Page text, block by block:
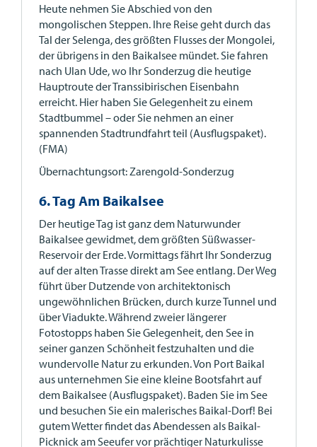
Heute nehmen Sie Abschied von den
mongolischen Steppen. Ihre Reise geht durch das
Tal der Selenga, des größten Flusses der Mongolei,
der übrigens in den Baikalsee mündet. Sie fahren
nach Ulan Ude, wo Ihr Sonderzug die heutige
Hauptroute der Transsibirischen Eisenbahn
erreicht. Hier haben Sie Gelegenheit zu einem
Stadtbummel – oder Sie nehmen an einer
spannenden Stadtrundfahrt teil (Ausflugspaket).
(FMA)
Übernachtungsort: Zarengold-Sonderzug
6. Tag Am Baikalsee
Der heutige Tag ist ganz dem Naturwunder
Baikalsee gewidmet, dem größten Süßwasser-
Reservoir der Erde. Vormittags fährt Ihr Sonderzug
auf der alten Trasse direkt am See entlang. Der Weg
führt über Dutzende von architektonisch
ungewöhnlichen Brücken, durch kurze Tunnel und
über Viadukte. Während zweier längerer
Fotostopps haben Sie Gelegenheit, den See in
seiner ganzen Schönheit festzuhalten und die
wundervolle Natur zu erkunden. Von Port Baikal
aus unternehmen Sie eine kleine Bootsfahrt auf
dem Baikalsee (Ausflugspaket). Baden Sie im See
und besuchen Sie ein malerisches Baikal-Dorf! Bei
gutem Wetter findet das Abendessen als Baikal-
Picknick am Seeufer vor prächtiger Naturkulisse